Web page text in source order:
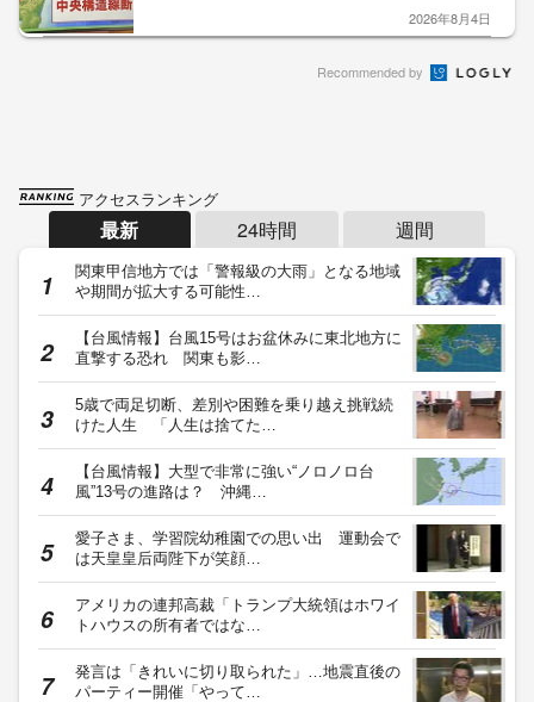
2026年8月4日
Recommended by
アクセスランキング
最新 24時間 週間
関東甲信地方では「警報級の大雨」となる地域
や期間が拡大する可能性…
【台風情報】台風15号はお盆休みに東北地方に
直撃する恐れ 関東も影…
5歳で両足切断、差別や困難を乗り越え挑戦続
けた人生 「人生は捨てた…
【台風情報】大型で非常に強い“ノロノロ台
風”13号の進路は？ 沖縄…
愛子さま、学習院幼稚園での思い出 運動会で
は天皇皇后両陛下が笑顔…
アメリカの連邦高裁「トランプ大統領はホワイ
トハウスの所有者ではな…
発言は「きれいに切り取られた」…地震直後の
パーティー開催「やって…